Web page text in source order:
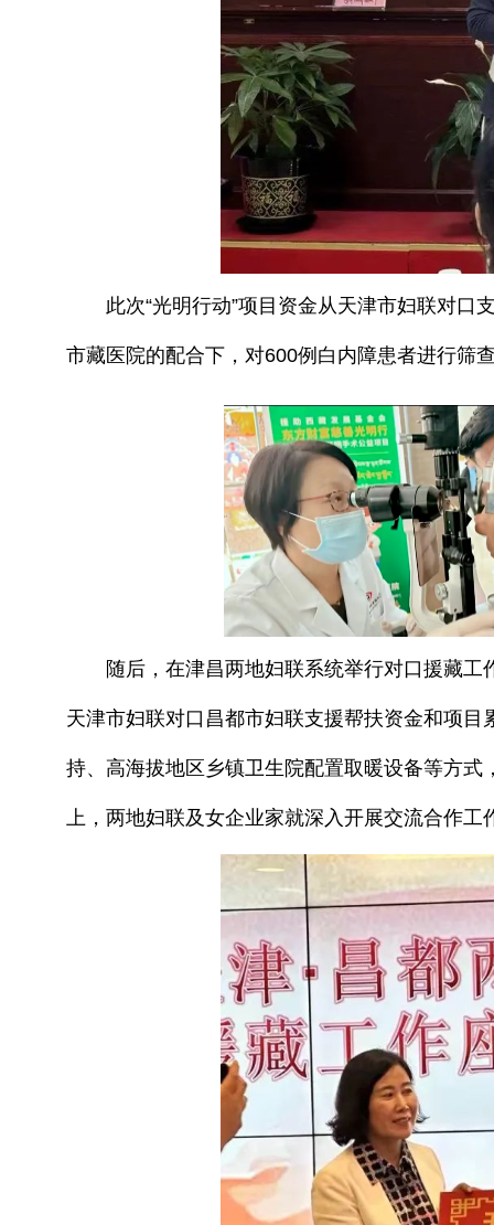
此次“光明行动”项目资金从天津市妇联对口
市藏医院的配合下，对600例白内障患者进行筛
随后，在津昌两地妇联系统举行对口援藏工
天津市妇联对口昌都市妇联支援帮扶资金和项目
持、高海拔地区乡镇卫生院配置取暖设备等方
上，两地妇联及女企业家就深入开展交流合作工